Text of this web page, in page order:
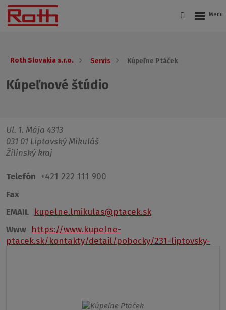
Roth Slovakia s.r.o. Servis Kúpeľne Ptáček
Kúpeľnové štúdio
Ul. 1. Mája 4313
031 01 Liptovský Mikuláš
Žilinský kraj
Telefón +421 222 111 900
Fax
EMAIL
kupelne.lmikulas@ptacek.sk
Www https://www.kupelne-
ptacek.sk/kontakty/detail/pobocky/231-liptovsky-